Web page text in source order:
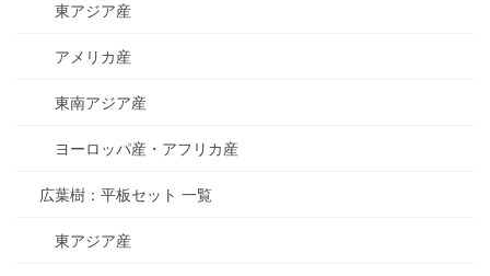
東アジア産
アメリカ産
東南アジア産
ヨーロッパ産・アフリカ産
広葉樹：平板セット 一覧
東アジア産